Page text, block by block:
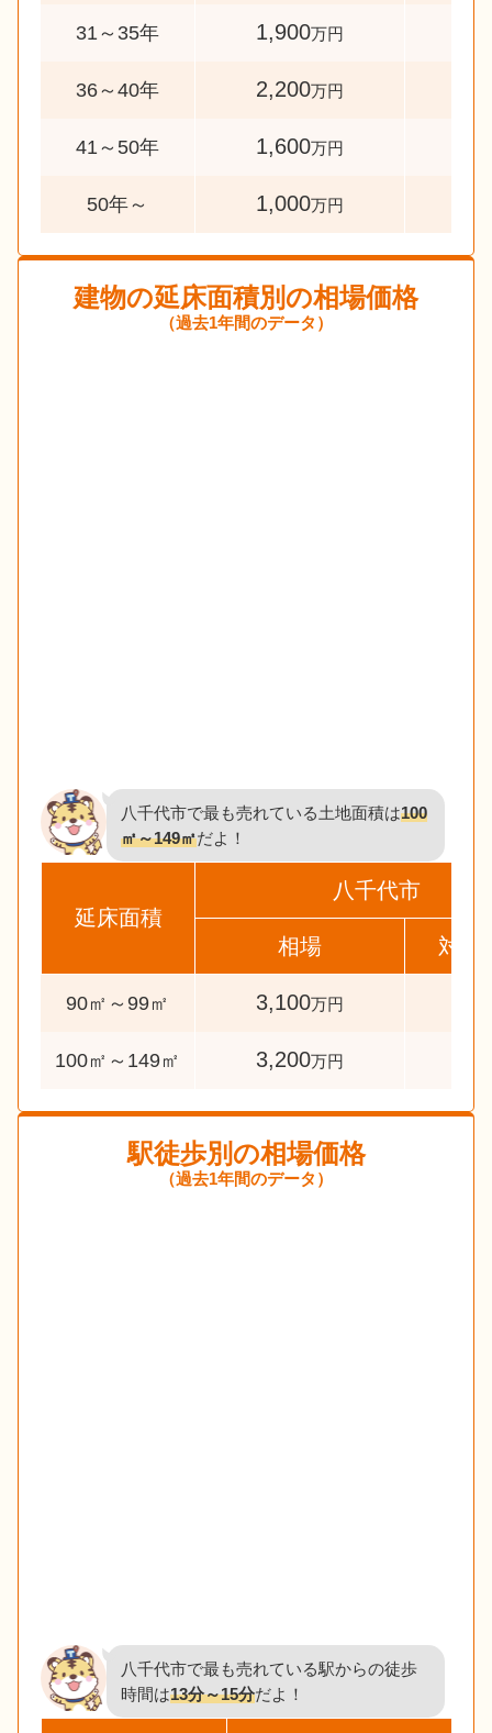
31～35年 1,900万円
36～40年 2,200万円
41～50年 1,600万円
50年～ 1,000万円
建物の延床面積別の相場価格
（過去1年間のデータ）
八千代市で最も売れている土地面積は100
㎡～149㎡だよ！
延床面積
八千代市
相場 対象
90㎡～99㎡ 3,100万円
100㎡～149㎡ 3,200万円
駅徒歩別の相場価格
（過去1年間のデータ）
八千代市で最も売れている駅からの徒歩
時間は13分～15分だよ！